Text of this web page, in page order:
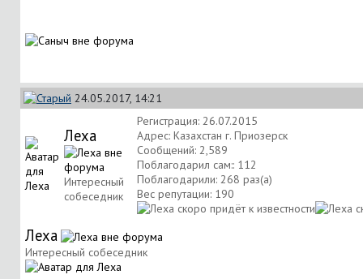
24.05.2017, 14:21
Леха
Интересный
собеседник
Регистрация: 26.07.2015
Адрес: Казахстан г. Приозерск
Сообщений: 2,589
Поблагодарил сам:: 112
Поблагодарили: 268 раз(а)
Вес репутации: 190
Леха
Интересный собеседник